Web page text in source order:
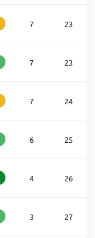
7 23
7 23
7 24
6 25
4 26
3 27